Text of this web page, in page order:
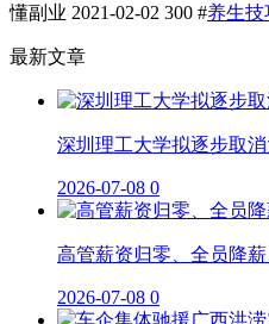
懂副业 2021-02-02 300 #养生技
最新文章
深圳理工大学拟逐步取
2026-07-08 0
高管薪资归零、全员降
2026-07-08 0